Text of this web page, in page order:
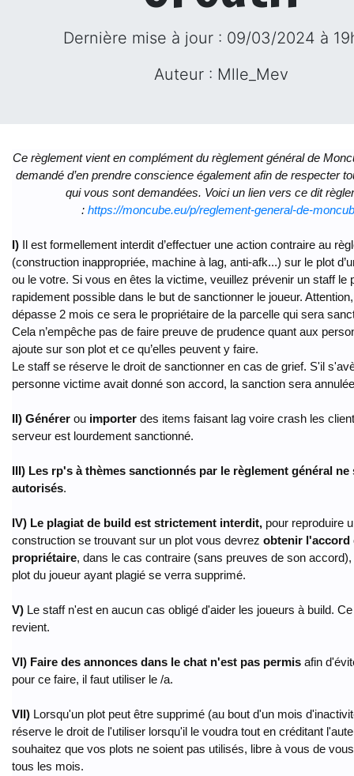
Dernière mise à jour : 09/03/2024 à
Auteur : Mlle_Mev
Ce règlement vient en complément du règlement général de
demandé d’en prendre conscience également afin de respecter
qui vous sont demandées. Voici un lien vers ce dit
: https://moncube.eu/p/reglement-general-de-
I) Il est formellement interdit d’effectuer une action contraire au
(construction inappropriée, machine à lag, anti-afk...) sur le plot
ou le votre. Si vous en êtes la victime, veuillez prévenir un staff le
rapidement possible dans le but de sanctionner le joueur.
dépasse 2 mois ce sera le propriétaire de la parcelle qui sera
Cela n’empêche pas de faire preuve de prudence quant aux
ajoute sur son plot et ce qu’elles peuvent y faire.
Le staff se réserve le droit de sanctionner en cas de grief. S'il
personne victime avait donné son accord, la sanction sera
II) Générer ou importer des items faisant lag voire crash les
serveur est lourdement sanctionné.
III) Les rp's à thèmes sanctionnés par le règlement général ne
autorisés.
IV) Le plagiat de build est strictement interdit, pour reproduire
construction se trouvant sur un plot vous devrez obtenir l'accord
propriétaire, dans le cas contraire (sans preuves de son accord),
plot du joueur ayant plagié se verra supprimé.
V) Le staff n'est en aucun cas obligé d'aider les joueurs à build.
revient.
VI) Faire des annonces dans le chat n'est pas permis afin
pour ce faire, il faut utiliser le /a.
VII) Lorsqu'un plot peut être supprimé (au bout d'un mois
réserve le droit de l'utiliser lorsqu'il le voudra tout en créditant
souhaitez que vos plots ne soient pas utilisés, libre à vous de
tous les mois.